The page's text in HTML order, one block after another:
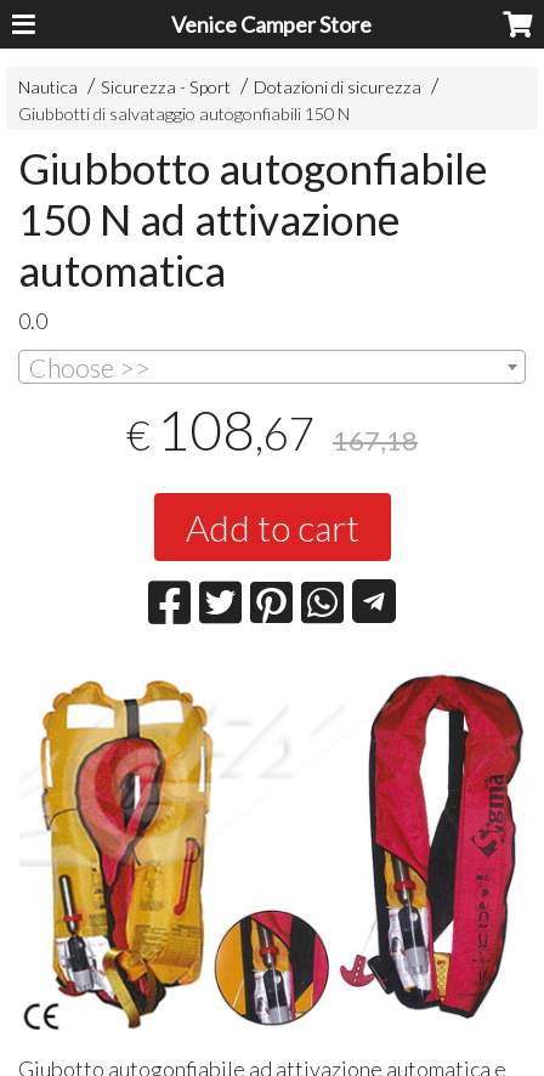
Venice Camper Store
Nautica Sicurezza - Sport
Dotazioni di sicurezza
Giubbotti di salvataggio autogonfiabili 150 N
Giubbotto autogonfiabile
150 N ad attivazione
automatica
0.0
Choose >>
€ 108,67 167,18
Add to cart
Giubotto autogonfiabile ad attivazione automatica e